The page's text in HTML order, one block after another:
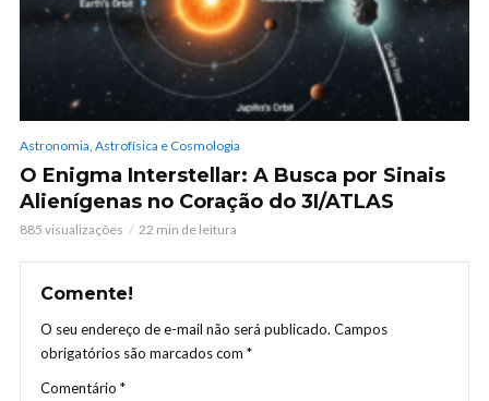
Astronomia, Astrofísica e Cosmologia
O Enigma Interstellar: A Busca por Sinais
Alienígenas no Coração do 3I/ATLAS
885 visualizações 22 min de leitura
Comente!
O seu endereço de e-mail não será publicado. Campos
obrigatórios são marcados com *
Comentário *